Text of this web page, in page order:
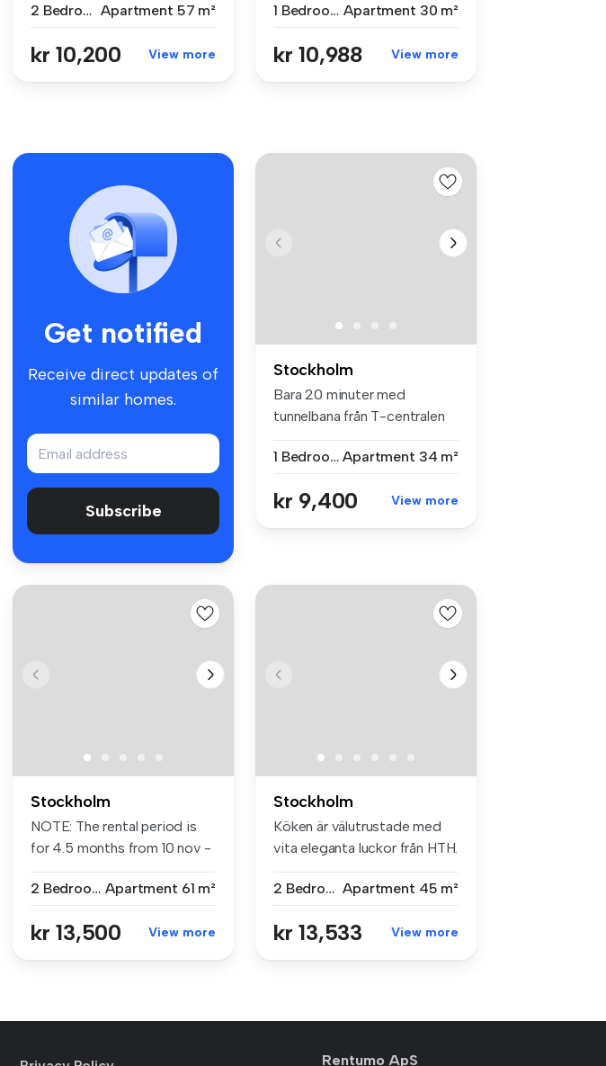
2 Bedrooms Apartment 57 m²
kr 10,200 View more
1 Bedroom Apartment 30 m²
kr 10,988 View more
Get notified
Receive direct updates of
similar homes.
Subscribe
Stockholm
Bara 20 minuter med
tunnelbana från T-centralen
1 Bedroom Apartment 34 m²
kr 9,400 View more
Stockholm
NOTE: The rental period is
for 4.5 months from 10 nov -
2 Bedrooms Apartment 61 m²
kr 13,500 View more
Stockholm
Köken är välutrustade med
vita eleganta luckor från HTH.
2 Bedrooms Apartment 45 m²
kr 13,533 View more
Rentumo ApS